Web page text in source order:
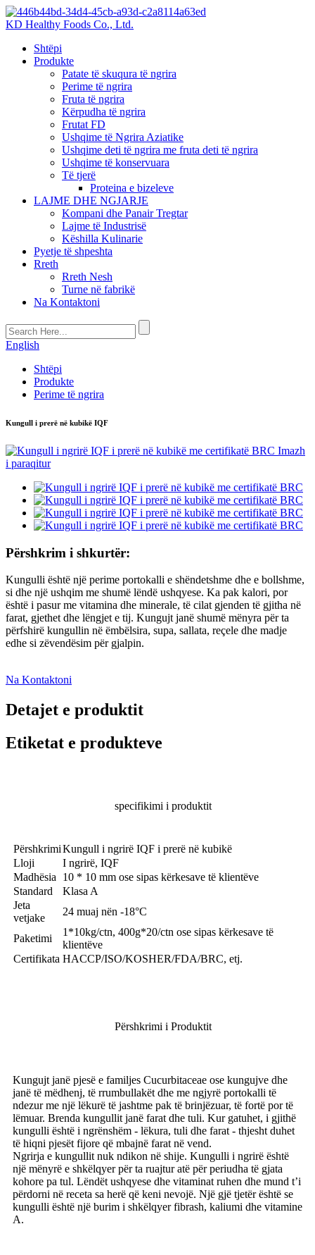
KD Healthy Foods Co., Ltd.
Shtëpi
Produkte
Patate të skuqura të ngrira
Perime të ngrira
Fruta të ngrira
Kërpudha të ngrira
Frutat FD
Ushqime të Ngrira Aziatike
Ushqime deti të ngrira me fruta deti të ngrira
Ushqime të konservuara
Të tjerë
Proteina e bizeleve
LAJME DHE NGJARJE
Kompani dhe Panair Tregtar
Lajme të Industrisë
Këshilla Kulinarie
Pyetje të shpeshta
Rreth
Rreth Nesh
Turne në fabrikë
Na Kontaktoni
English
Shtëpi
Produkte
Perime të ngrira
Kungull i prerë në kubikë IQF
Përshkrim i shkurtër:
Kungulli është një perime portokalli e shëndetshme dhe e bollshme,
si dhe një ushqim me shumë lëndë ushqyese. Ka pak kalori, por
është i pasur me vitamina dhe minerale, të cilat gjenden të gjitha në
farat, gjethet dhe lëngjet e tij. Kungujt janë shumë mënyra për ta
përfshirë kungullin në ëmbëlsira, supa, sallata, reçele dhe madje
edhe si zëvendësim për gjalpin.
Na Kontaktoni
Detajet e produktit
Etiketat e produkteve
specifikimi i produktit
PërshkrimiKungull i ngrirë IQF i prerë në kubikë
Lloji
I ngrirë, IQF
Madhësia
10 * 10 mm ose sipas kërkesave të klientëve
Standard
Klasa A
Jeta
vetjake
24 muaj nën -18°C
Paketimi
1*10kg/ctn, 400g*20/ctn ose sipas kërkesave të
klientëve
Certifikata HACCP/ISO/KOSHER/FDA/BRC, etj.
Përshkrimi i Produktit
Kungujt janë pjesë e familjes Cucurbitaceae ose kungujve dhe
janë të mëdhenj, të rrumbullakët dhe me ngjyrë portokalli të
ndezur me një lëkurë të jashtme pak të brinjëzuar, të fortë por të
lëmuar. Brenda kungullit janë farat dhe tuli. Kur gatuhet, i gjithë
kungulli është i ngrënshëm - lëkura, tuli dhe farat - thjesht duhet
të hiqni pjesët fijore që mbajnë farat në vend.
Ngrirja e kungullit nuk ndikon në shije. Kungulli i ngrirë është
një mënyrë e shkëlqyer për ta ruajtur atë për periudha të gjata
kohore pa tul. Lëndët ushqyese dhe vitaminat ruhen dhe mund t’i
përdorni në receta sa herë që keni nevojë. Një gjë tjetër është se
kungulli është një burim i shkëlqyer fibrash, kaliumi dhe vitamine
A.